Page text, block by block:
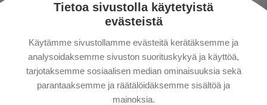
Tietoa sivustolla käytetyistä
evästeistä
Käytämme sivustollamme evästeitä kerätäksemme ja
analysoidaksemme sivuston suorituskykyä ja käyttöä,
tarjotaksemme sosiaalisen median ominaisuuksia sekä
parantaaksemme ja räätälöidäksemme sisältöä ja
mainoksia.
PERSONUPPGIFTSPOLICY
BETALNINGSVILLKOR
RESEVILLKOR
BRA ATT VETA
KONTAKTA OSS